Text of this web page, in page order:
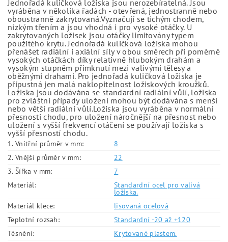
Jednořadá kuličková ložiska jsou nerozebíratelná. Jsou
vyráběna v několika řadách - otevřená, jednostranně nebo
oboustranně zakrytovaná.Vyznačují se tichým chodem,
nízkým třením a jsou vhodná i pro vysoké otáčky. U
zakrytovaných ložisek jsou otáčky limitovány typem
použitého krytu. Jednořadá kuličková ložiska mohou
přenášet radiální i axiální síly v obou směrech při poměrně
vysokých otáčkách díky relativně hlubokým drahám a
vysokým stupněm přimknutí mezi valivými tělesy a
oběžnými drahami. Pro jednořadá kuličková ložiska je
přípustná jen malá naklopitelnost ložiskových kroužků.
Ložiska jsou dodávána se standardní radiální vůlí, ložiska
pro zvláštní případy uložení mohou být dodávána s menší
nebo větší radiální vůlí.Ložiska jsou vyráběna v normální
přesnosti chodu, pro uložení náročnější na přesnost nebo
uložení s vyšší frekvencí otáčení se používají ložiska s
vyšší přesností chodu.
1. Vnitřní průměr v mm:
8
2. Vnější průměr v mm:
22
3. Šířka v mm:
7
Materiál:
Standardní ocel pro valivá
ložiska.
Materiál klece:
lisovaná ocelová
Teplotní rozsah:
Standardní -20 až +120
Těsnění:
Krytované plastem.